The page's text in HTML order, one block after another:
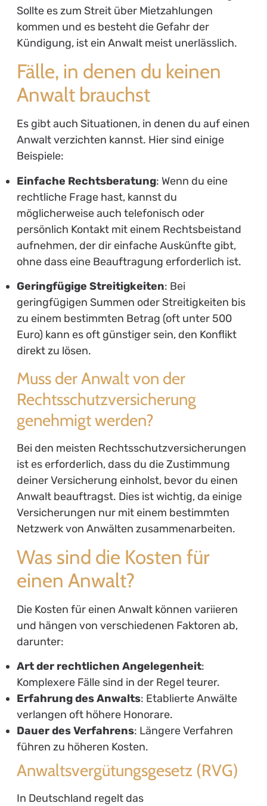
Sollte es zum Streit über Mietzahlungen
kommen und es besteht die Gefahr der
Kündigung, ist ein Anwalt meist unerlässlich.
Fälle, in denen du keinen
Anwalt brauchst
Es gibt auch Situationen, in denen du auf einen
Anwalt verzichten kannst. Hier sind einige
Beispiele:
Einfache Rechtsberatung: Wenn du eine
rechtliche Frage hast, kannst du
möglicherweise auch telefonisch oder
persönlich Kontakt mit einem Rechtsbeistand
aufnehmen, der dir einfache Auskünfte gibt,
ohne dass eine Beauftragung erforderlich ist.
Geringfügige Streitigkeiten: Bei
geringfügigen Summen oder Streitigkeiten bis
zu einem bestimmten Betrag (oft unter 500
Euro) kann es oft günstiger sein, den Konflikt
direkt zu lösen.
Muss der Anwalt von der
Rechtsschutzversicherung
genehmigt werden?
Bei den meisten Rechtsschutzversicherungen
ist es erforderlich, dass du die Zustimmung
deiner Versicherung einholst, bevor du einen
Anwalt beauftragst. Dies ist wichtig, da einige
Versicherungen nur mit einem bestimmten
Netzwerk von Anwälten zusammenarbeiten.
Was sind die Kosten für
einen Anwalt?
Die Kosten für einen Anwalt können variieren
und hängen von verschiedenen Faktoren ab,
darunter:
Art der rechtlichen Angelegenheit:
Komplexere Fälle sind in der Regel teurer.
Erfahrung des Anwalts: Etablierte Anwälte
verlangen oft höhere Honorare.
Dauer des Verfahrens: Längere Verfahren
führen zu höheren Kosten.
Anwaltsvergütungsgesetz (RVG)
In Deutschland regelt das